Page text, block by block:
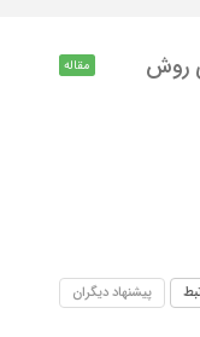
روش
مقاله
پیشنهاد دیگران